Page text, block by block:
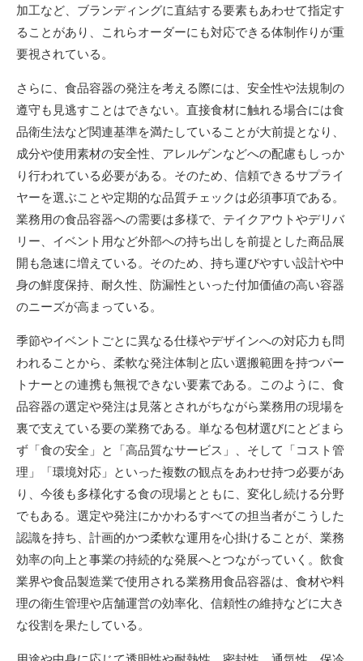
加工など、ブランディングに直結する要素もあわせて指定す
ることがあり、これらオーダーにも対応できる体制作りが重
要視されている。
さらに、食品容器の発注を考える際には、安全性や法規制の
遵守も見逃すことはできない。直接食材に触れる場合には食
品衛生法など関連基準を満たしていることが大前提となり、
成分や使用素材の安全性、アレルゲンなどへの配慮もしっか
り行われている必要がある。そのため、信頼できるサプライ
ヤーを選ぶことや定期的な品質チェックは必須事項である。
業務用の食品容器への需要は多様で、テイクアウトやデリバ
リー、イベント用など外部への持ち出しを前提とした商品展
開も急速に増えている。そのため、持ち運びやすい設計や中
身の鮮度保持、耐久性、防漏性といった付加価値の高い容器
のニーズが高まっている。
季節やイベントごとに異なる仕様やデザインへの対応力も問
われることから、柔軟な発注体制と広い選搬範囲を持つパー
トナーとの連携も無視できない要素である。このように、食
品容器の選定や発注は見落とされがちながら業務用の現場を
裏で支えている要の業務である。単なる包材選びにとどまら
ず「食の安全」と「高品質なサービス」、そして「コスト管
理」「環境対応」といった複数の観点をあわせ持つ必要があ
り、今後も多様化する食の現場とともに、変化し続ける分野
でもある。選定や発注にかかわるすべての担当者がこうした
認識を持ち、計画的かつ柔軟な運用を心掛けることが、業務
効率の向上と事業の持続的な発展へとつながっていく。飲食
業界や食品製造業で使用される業務用食品容器は、食材や料
理の衛生管理や店舗運営の効率化、信頼性の維持などに大き
な役割を果たしている。